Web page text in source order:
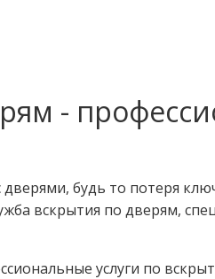
-
будь то потеря
вскрытия по дверям,
услуги по